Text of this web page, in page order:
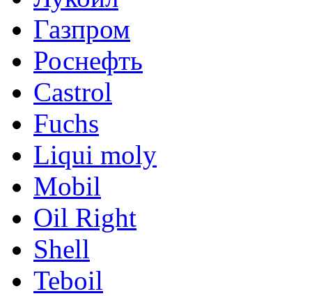
Газпром
Роснефть
Castrol
Fuchs
Liqui moly
Mobil
Oil Right
Shell
Teboil